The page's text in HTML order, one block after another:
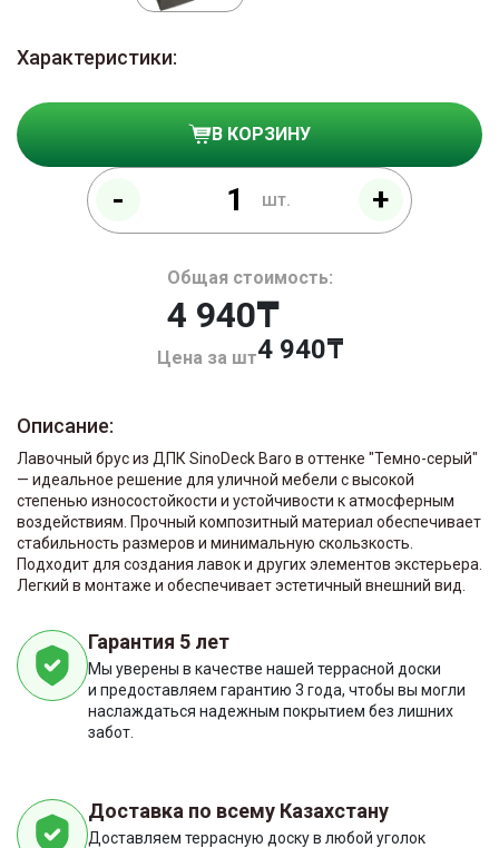
Характеристики:
- шт. +
В КОРЗИНУ
Цена за шт4 940
Общая стоимость:
4 940₸
Описание:
Лавочный брус из ДПК SinoDeck Baro в оттенке "Темно-серый"
— идеальное решение для уличной мебели с высокой
степенью износостойкости и устойчивости к атмосферным
воздействиям. Прочный композитный материал обеспечивает
стабильность размеров и минимальную скользкость.
Подходит для создания лавок и других элементов экстерьера.
Легкий в монтаже и обеспечивает эстетичный внешний вид.
Гарантия 5 лет
Мы уверены в качестве нашей террасной доски
и предоставляем гарантию 3 года, чтобы вы могли
наслаждаться надежным покрытием без лишних
забот.
Доставка по всему Казахстану
Доставляем террасную доску в любой уголок